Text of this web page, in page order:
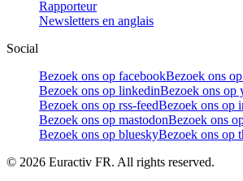
Rapporteur
Newsletters en anglais
Social
Bezoek ons op facebookBezoek ons
Bezoek ons op linkedinBezoek ons op
Bezoek ons op rss-feedBezoek ons op
Bezoek ons op mastodonBezoek ons
Bezoek ons op blueskyBezoek ons op
© 2026 Euractiv FR. All rights reserved.